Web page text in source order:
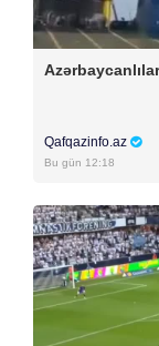
Qafqazinfo.az
Bu gün 12:18